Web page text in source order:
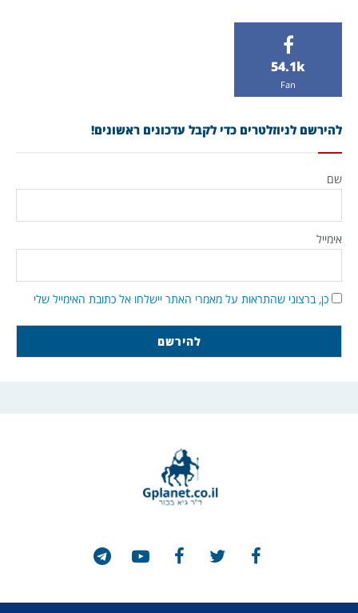
54.1k
Fan
להירשם לניוזלטרים כדי לקבל עדכונים ראשונים!
שם
אימייל
כן, ברצוני שהתראות על מאמרי האתר יישלחו אל כתובת האימייל שלי